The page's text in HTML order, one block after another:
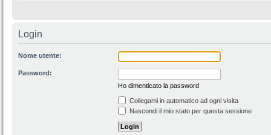
Login
Nome utente:
Password:
Ho dimenticato la password
Collegami in automatico ad ogni visita
Nascondi il mio stato per questa sessione